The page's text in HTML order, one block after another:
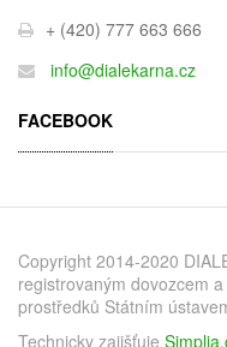
+ (420) 777 663 666
info@dialekarna.cz
FACEBOOK
Copyright 2014-2020
registrovaným dovozcem
prostředků Státním
Technicky zajišťuje